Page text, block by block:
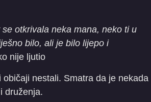
otkrivala neka mana, neko ti u
bilo, ali je bilo lijepo i
nije ljutio
nestali. Smatra da je nekada
druženja.